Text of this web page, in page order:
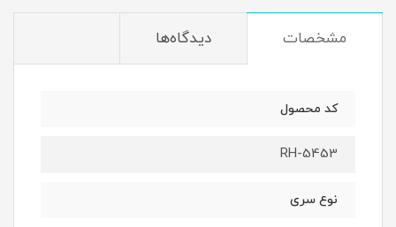
مشخصات دیدگاه‌ها
کد محصول
RH-5453
نوع سری